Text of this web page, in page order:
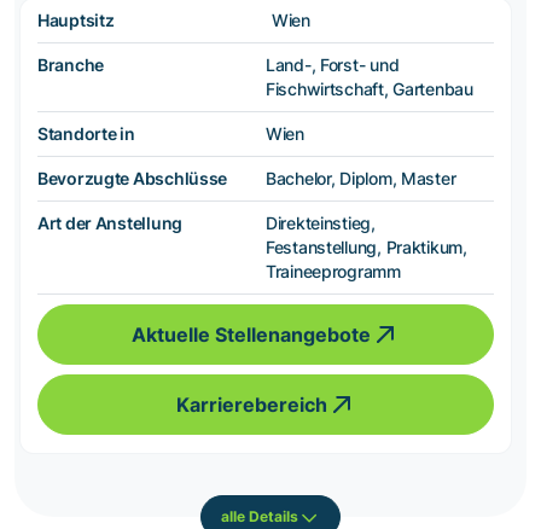
Hauptsitz Wien
Branche
Land-, Forst- und
Fischwirtschaft, Gartenbau
Standorte in Wien
Bevorzugte Abschlüsse Bachelor, Diplom, Master
Art der Anstellung
Direkteinstieg,
Festanstellung, Praktikum,
Traineeprogramm
Aktuelle Stellenangebote
Karrierebereich
alle Details